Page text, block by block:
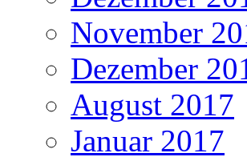
November
Dezember
August 2017
Januar 2017